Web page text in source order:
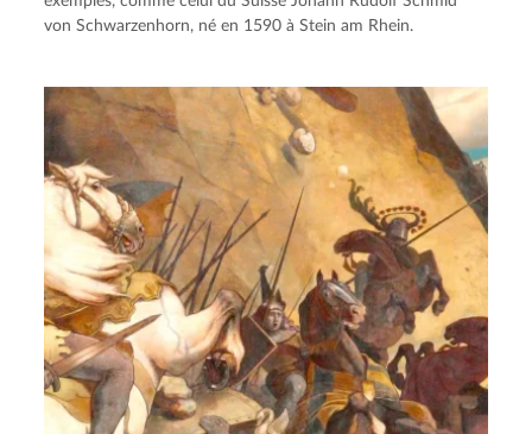
von Schwarzenhorn, né en 1590 à Stein am Rhein.